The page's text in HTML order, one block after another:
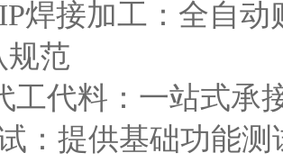
焊接加工：全自
规范
工代料：一站式承
：提供基础功能